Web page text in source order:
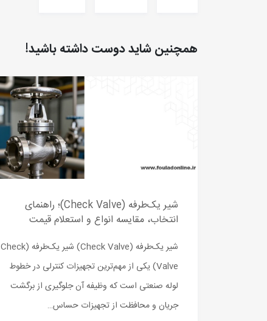
همچنین شاید دوست داشته باشید!
شیر یک‌طرفه (Check Valve)؛ راهنمای
انتخاب، مقایسه انواع و استعلام قیمت
شیر یک‌طرفه (Check Valve) شیر یک‌طرفه (Check
Valve) یکی از مهم‌ترین تجهیزات کنترلی در خطوط
لوله صنعتی است که وظیفه آن جلوگیری از برگشت
جریان و محافظت از تجهیزات حساس…